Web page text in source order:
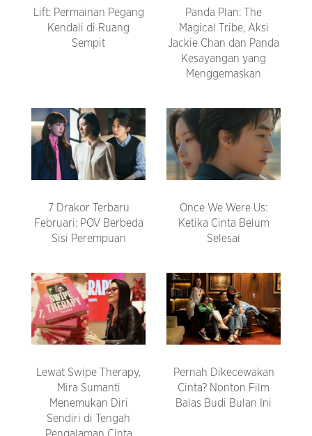
Lift: Permainan Pegang
Kendali di Ruang
Sempit
Panda Plan: The
Magical Tribe, Aksi
Jackie Chan dan Panda
Kesayangan yang
Menggemaskan
7 Drakor Terbaru
Februari: POV Berbeda
Sisi Perempuan
Once We Were Us:
Ketika Cinta Belum
Selesai
Lewat Swipe Therapy,
Mira Sumanti
Menemukan Diri
Sendiri di Tengah
Pernah Dikecewakan
Cinta? Nonton Film
Balas Budi Bulan Ini